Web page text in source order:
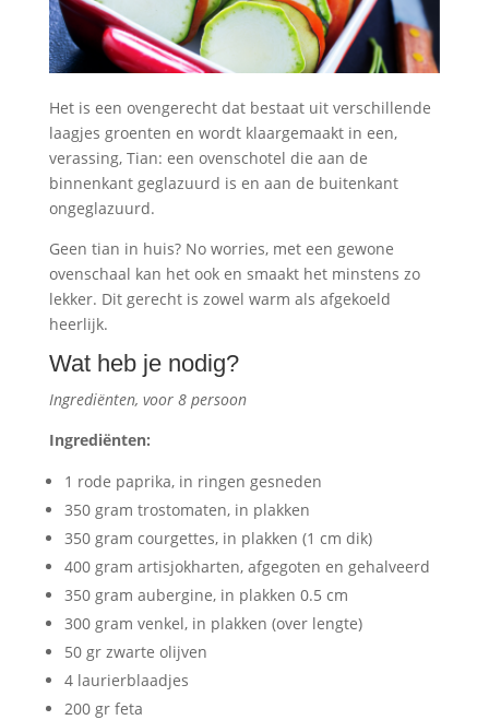
Het is een ovengerecht dat bestaat uit verschillende
laagjes groenten en wordt klaargemaakt in een,
verassing, Tian: een ovenschotel die aan de
binnenkant geglazuurd is en aan de buitenkant
ongeglazuurd.
Geen tian in huis? No worries, met een gewone
ovenschaal kan het ook en smaakt het minstens zo
lekker. Dit gerecht is zowel warm als afgekoeld
heerlijk.
Wat heb je nodig?
Ingrediënten, voor 8 persoon
Ingrediënten:
1 rode paprika, in ringen gesneden
350 gram trostomaten, in plakken
350 gram courgettes, in plakken (1 cm dik)
400 gram artisjokharten, afgegoten en gehalveerd
350 gram aubergine, in plakken 0.5 cm
300 gram venkel, in plakken (over lengte)
50 gr zwarte olijven
4 laurierblaadjes
200 gr feta